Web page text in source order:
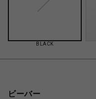
BLACK
ビーバー